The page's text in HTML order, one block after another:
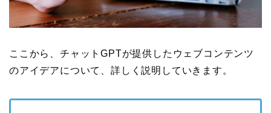
ここから、チャットGPTが提供したウェブコンテンツ
のアイデアについて、詳しく説明していきます。